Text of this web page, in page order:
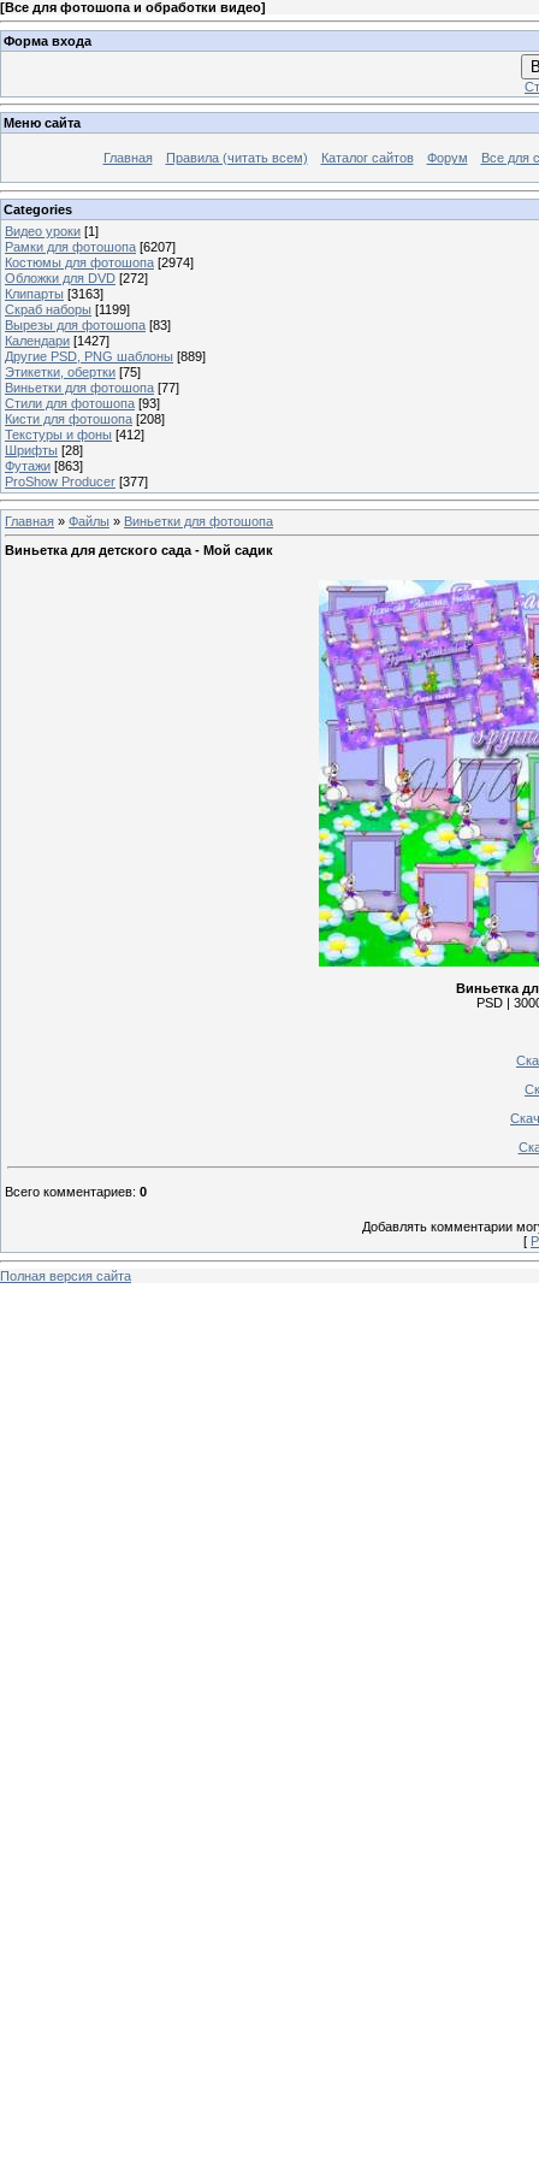
[Все для фотошопа и обработки видео]
Форма входа
Меню сайта
Главная Правила (читать всем) Каталог сайтов Форум Все для
Categories
Видео уроки [1]
Рамки для фотошопа [6207]
Костюмы для фотошопа [2974]
Обложки для DVD [272]
Клипарты [3163]
Скраб наборы [1199]
Вырезы для фотошопа [83]
Календари [1427]
Другие PSD, PNG шаблоны [889]
Этикетки, обертки [75]
Виньетки для фотошопа [77]
Стили для фотошопа [93]
Кисти для фотошопа [208]
Текстуры и фоны [412]
Шрифты [28]
Футажи [863]
ProShow Producer [377]
Главная » Файлы » Виньетки для фотошопа
Виньетка для детского сада - Мой садик
Виньетка
PSD |
Всего комментариев: 0
Добавлять комментарии
[
Полная версия сайта